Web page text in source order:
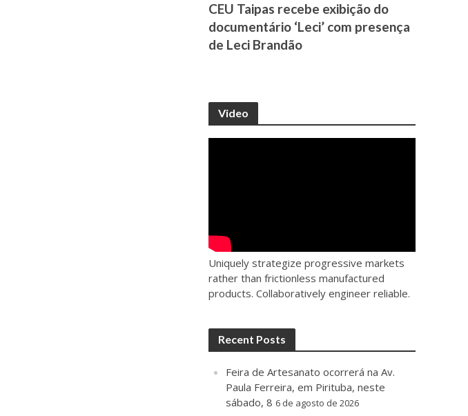
CEU Taipas recebe exibição do
documentário ‘Leci’ com presença
de Leci Brandão
Video
Uniquely strategize progressive markets
rather than frictionless manufactured
products. Collaboratively engineer reliable.
Recent Posts
Feira de Artesanato ocorrerá na Av.
Paula Ferreira, em Pirituba, neste
sábado, 8 6 de agosto de 2026